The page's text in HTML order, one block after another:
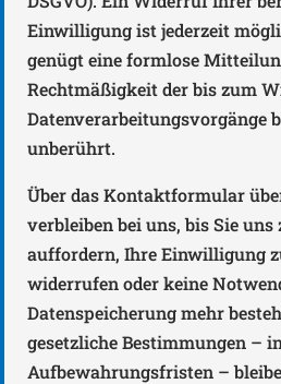
Einwilligung ist jederzeit
genügt eine formlose
Rechtmäßigkeit der bis zum
Datenverarbeitungsvorgänge
unberührt.
Über das Kontaktformular
verbleiben bei uns, bis Sie uns
auffordern, Ihre Einwilligung
widerrufen oder keine
Datenspeicherung mehr
gesetzliche Bestimmungen –
Aufbewahrungsfristen –